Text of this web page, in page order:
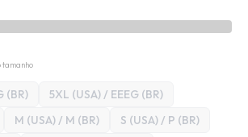
tamanho
(BR)
5XL (USA) / EEEG (BR)
M (USA) / M (BR)
S (USA) / P (BR)